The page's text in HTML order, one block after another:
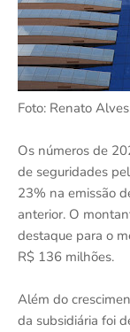
Foto: Renato
Os números de
de seguridades
23% na emissão
anterior. O
destaque para o
R$ 136 milhões.
Além do
da subsidiária foi